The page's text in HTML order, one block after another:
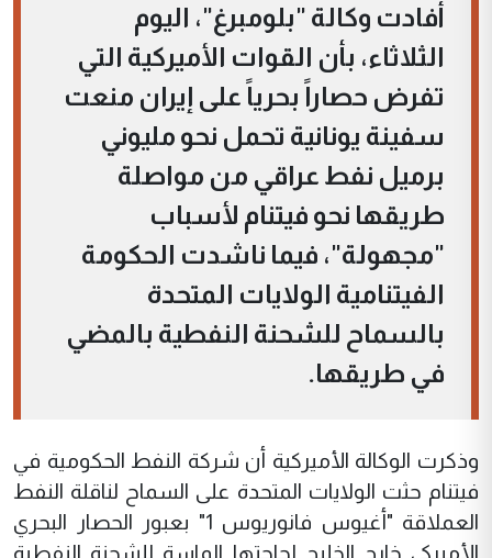
أفادت وكالة "بلومبرغ"، اليوم
الثلاثاء، بأن القوات الأميركية التي
تفرض حصاراً بحرياً على إيران منعت
سفينة يونانية تحمل نحو مليوني
برميل نفط عراقي من مواصلة
طريقها نحو فيتنام لأسباب
"مجهولة"، فيما ناشدت الحكومة
الفيتنامية الولايات المتحدة
بالسماح للشحنة النفطية بالمضي
في طريقها.
وذكرت الوكالة الأميركية أن شركة النفط الحكومية في
فيتنام حثت الولايات المتحدة على السماح لناقلة النفط
العملاقة "أغيوس فانوريوس 1" بعبور الحصار البحري
الأميركي خارج الخليج لحاجتها الماسة للشحنة النفطية